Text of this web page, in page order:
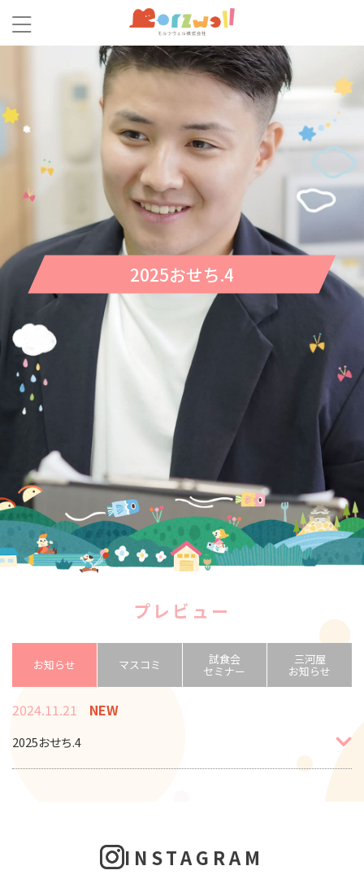
2025おせち.4
プレビュー
お知らせ マスコミ 試食会
セミナー
三河屋
お知らせ
2024.11.21 NEW
2025おせち.4
INSTAGRAM